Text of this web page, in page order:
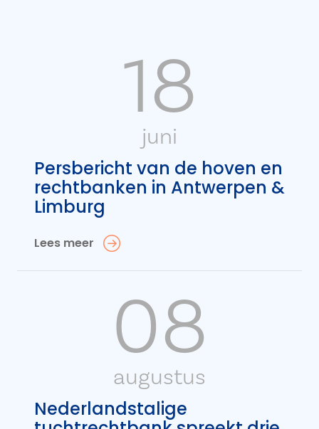
18
juni
Persbericht van de hoven en
rechtbanken in Antwerpen &
Limburg
Lees meer
08
augustus
Nederlandstalige